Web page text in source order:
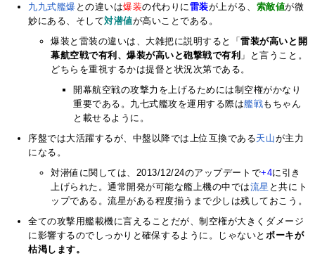
九九式艦爆 との違いは爆装の代わりに雷装が上がる、 索敵値が微
妙にある、そして対潜値が高いことである。
爆装と雷装の違いは、大雑把に説明すると「雷装が高いと開
幕航空戦で有利、爆装が高いと砲撃戦で有利 」と言うこと。
どちらを重視するかは提督と状況次第である。
開幕航空戦の攻撃力を上げるためには制空権がかなり
重要である。九七式艦攻を運用する際は艦戦もちゃん
と載せるように。
序盤では大活躍するが、中盤以降では上位互換である天山が主力
になる。
対潜値に関しては、2013/12/24のアップデートで+4に引き
上げられた。通常開発が可能な艦上機の中では流星 と共にト
ップである。流星がある程度揃うまで少しは残しておこう。
全ての攻撃用艦載機に言えることだが、制空権が大きくダメージ
に影響するのでしっかりと確保するように。じゃないと ボーキが
枯渇します。